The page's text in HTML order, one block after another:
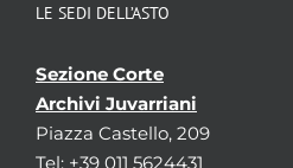
LE SEDI DELL’ASTO
Sezione Corte
Archivi Juvarriani
Piazza Castello, 209
Tel: +39 011 5624431